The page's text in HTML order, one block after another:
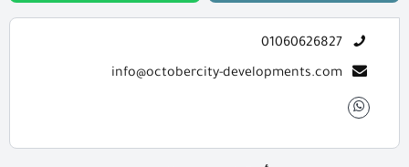
01060626827
info@octobercity-developments.com